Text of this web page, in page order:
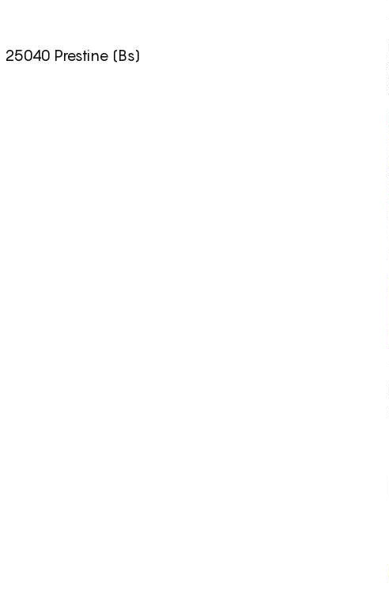
Prestine (Bs)